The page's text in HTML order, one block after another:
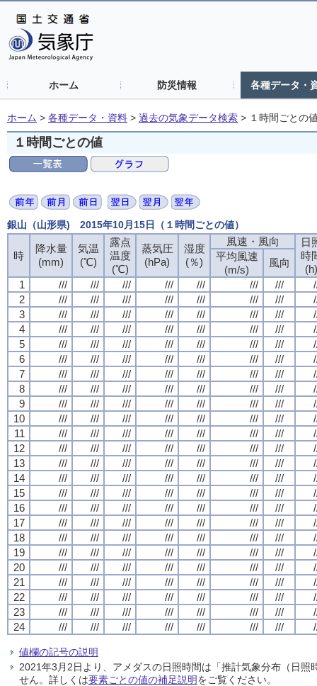
ホーム 防災情報 各種データ・
ホーム > 各種データ・資料 > 過去の気象データ検索 > １時間ごとの
１時間ごとの値
銀山（山形県) 2015年10月15日（１時間ごとの値）
時
降水量
(mm)
気温
(℃)
露点
温度
(℃)
蒸気圧
(hPa)
湿度
(％)
風速・風向
日
時
(h)
平均風速
(m/s)
風向
1
/// /// /// /// /// /// ///
2
/// /// /// /// /// /// ///
3
/// /// /// /// /// /// ///
4
/// /// /// /// /// /// ///
5
/// /// /// /// /// /// ///
6
/// /// /// /// /// /// ///
7
/// /// /// /// /// /// ///
8
/// /// /// /// /// /// ///
9
/// /// /// /// /// /// ///
10
/// /// /// /// /// /// ///
11
/// /// /// /// /// /// ///
12
/// /// /// /// /// /// ///
13
/// /// /// /// /// /// ///
14
/// /// /// /// /// /// ///
15
/// /// /// /// /// /// ///
16
/// /// /// /// /// /// ///
17
/// /// /// /// /// /// ///
18
/// /// /// /// /// /// ///
19
/// /// /// /// /// /// ///
20
/// /// /// /// /// /// ///
21
/// /// /// /// /// /// ///
22
/// /// /// /// /// /// ///
23
/// /// /// /// /// /// ///
24
/// /// /// /// /// /// ///
値欄の記号の説明
2021年3月2日より、アメダスの日照時間は「推計気象分布（日
せん。詳しくは要素ごとの値の補足説明をご覧ください。